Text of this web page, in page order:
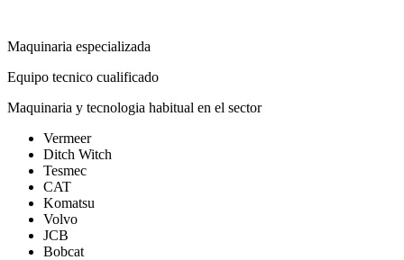
Maquinaria especializada
Equipo tecnico cualificado
Maquinaria y tecnologia habitual en el sector
Vermeer
Ditch Witch
Tesmec
CAT
Komatsu
Volvo
JCB
Bobcat